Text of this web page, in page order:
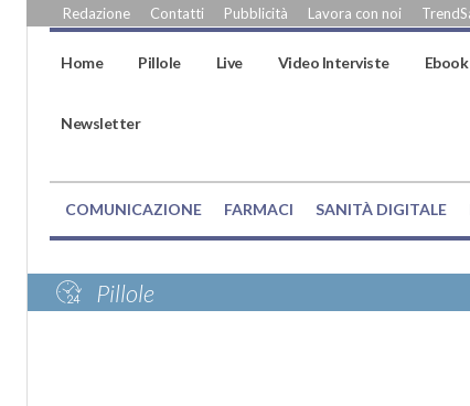
Redazione Contatti Pubblicità Lavora con noi
Home Pillole Live Video Interviste Ebook
Newsletter
COMUNICAZIONE FARMACI SANITÀ DIGITALE
Pillole